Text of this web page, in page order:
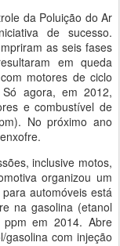
da Poluição do Ar
de sucesso.
as seis fases
em queda
motores de ciclo
agora, em 2012,
e combustível de
No próximo ano
inclusive motos,
organizou um
automóveis está
na gasolina (etanol
em 2014. Abre
gasolina com injeção